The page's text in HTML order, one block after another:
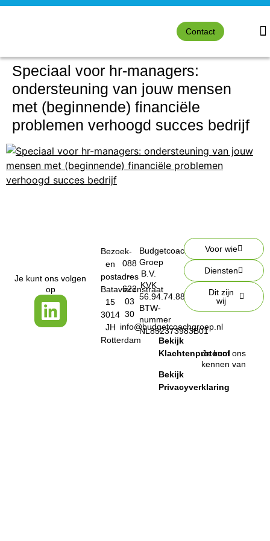
Contact
Speciaal voor hr-managers:
ondersteuning van jouw mensen
met (beginnende) financiële
problemen verhoogd succes bedrijf
Je kunt ons volgen
op
Bezoek-
en
postadres
Batavierenstraat
15
3014
JH
Rotterdam
088
–
622
03
30
info@budgetcoachgroep.nl
Budgetcoach
Groep
B.V.
KVK
56.94.74.88
BTW-
nummer
NL852373983B01
Bekijk
Privacyverklaring
Bekijk
Klachtenprotocol
Voor wie
Diensten
Dit zijn
wij
Je kunt ons
kennen van